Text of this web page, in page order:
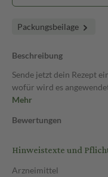
Packungsbeilage
Beschreibung
Sende jetzt dein Rezept
wofür wird es
Mehr
Bewertungen
Hinweistexte und
Arzneimittel